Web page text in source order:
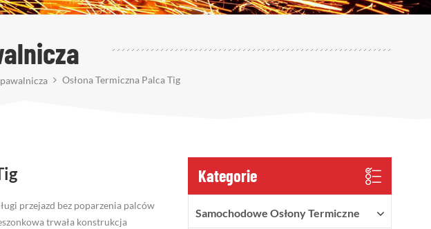
Osłona Termiczna Palca Tig
przejazd bez poparzenia palców
trwała konstrukcja
Kategorie
Samochodowe Osłony Termiczne